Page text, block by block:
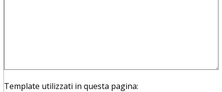
Template utilizzati in questa pagina: